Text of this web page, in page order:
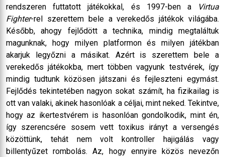
rendszeren futtatott játékokkal, és 1997-ben a
Virtua
Fighter-rel szerettem bele a verekedős játékok világába.
Később, ahogy fejlődött a technika, mindig megtaláltuk
magunknak, hogy milyen platformon és milyen játékban
akarjuk legyőzni a másikat. Azért is szerettem bele a
verekedős játékokba, mert többen vagyunk testvérek, így
mindig tudtunk közösen játszani és fejleszteni egymást.
Fejlődés tekintetében nagyon sokat számít, ha fizikailag is
ott van valaki, akinek hasonlóak a céljai, mint neked. Tekintve,
hogy az ikertestvérem is hasonlóan gondolkodik, mint én,
így szerencsére sosem vett toxikus irányt a versengés
közöttünk, tehát nem volt kontroller hajigálás vagy
billentyűzet rombolás. Az, hogy ennyire közös nevezőn